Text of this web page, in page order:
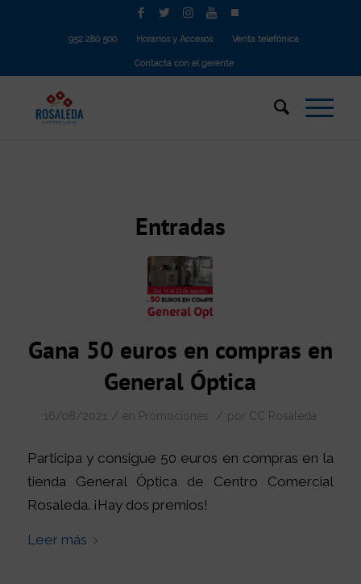
952 280 500 Horarios y Accesos Venta telefónica
Contacta con el gerente
Entradas
Gana 50 euros en compras en
General Óptica
16/08/2021 / en Promociones / por CC Rosaleda
Participa y consigue 50 euros en compras en la
tienda General Óptica de Centro Comercial
Rosaleda. ¡Hay dos premios!
Leer más